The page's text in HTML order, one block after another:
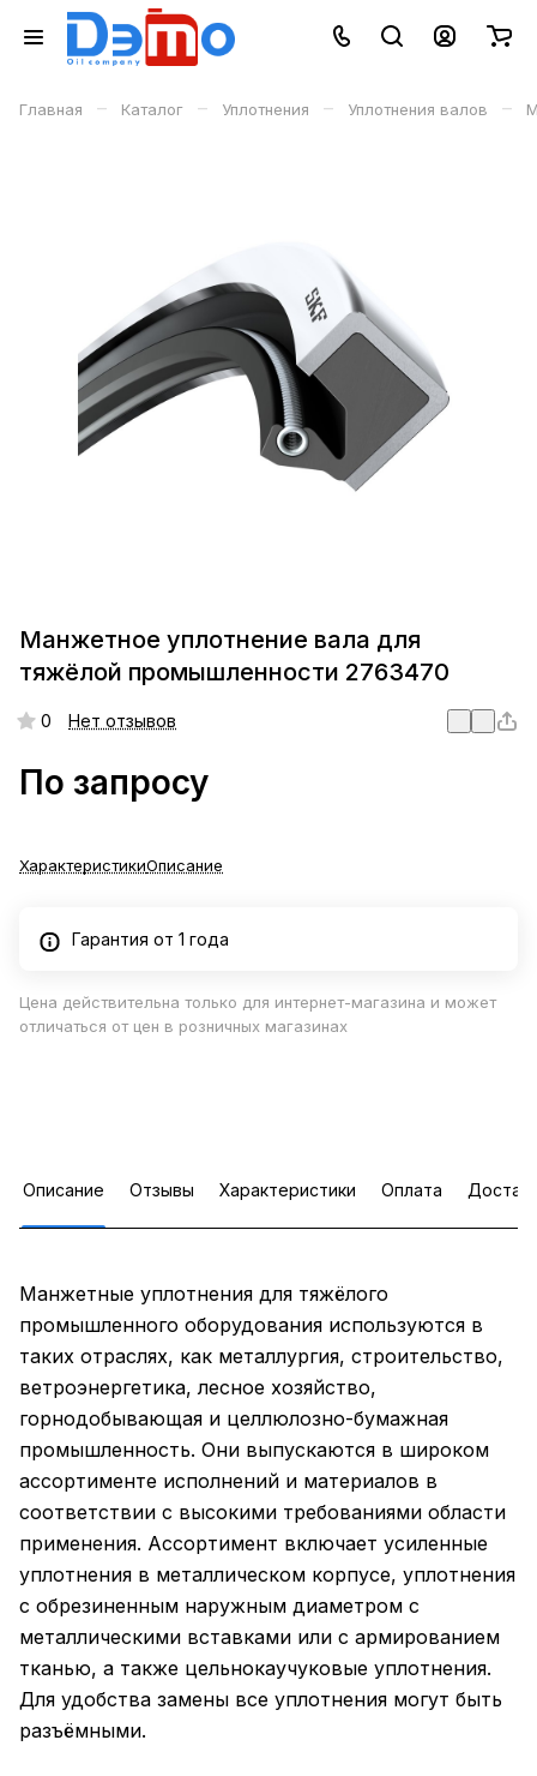
Главная – Каталог – Уплотнения – Уплотнения валов –
Манжетное уплотнение вала для
тяжёлой промышленности 2763470
0 Нет отзывов
По запросу
ХарактеристикиОписание
Гарантия от 1 года
Цена действительна только для интернет-магазина и может
отличаться от цен в розничных магазинах
Описание Отзывы Характеристики Оплата
Манжетные уплотнения для тяжёлого
промышленного оборудования используются в
таких отраслях, как металлургия, строительство,
ветроэнергетика, лесное хозяйство,
горнодобывающая и целлюлозно-бумажная
промышленность. Они выпускаются в широком
ассортименте исполнений и материалов в
соответствии с высокими требованиями области
применения. Ассортимент включает усиленные
уплотнения в металлическом корпусе, уплотнения
с обрезиненным наружным диаметром с
металлическими вставками или с армированием
тканью, а также цельнокаучуковые уплотнения.
Для удобства замены все уплотнения могут быть
разъёмными.